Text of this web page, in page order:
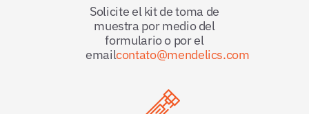
Solicite el kit de toma de
muestra por medio del
formulario o por el
emailcontato@mendelics.com